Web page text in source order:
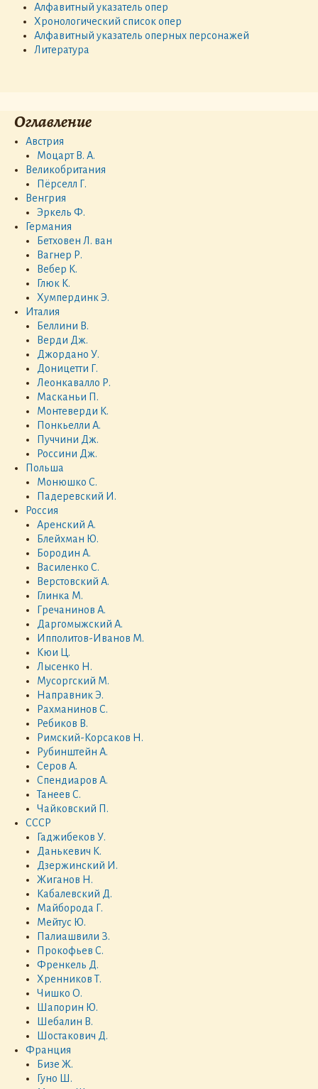
Алфавитный указатель опер
Хронологический список опер
Алфавитный указатель оперных персонажей
Литература
Оглавление
Австрия
Моцарт В. А.
Великобритания
Пёрселл Г.
Венгрия
Эркель Ф.
Германия
Бетховен Л. ван
Вагнер Р.
Вебер К.
Глюк К.
Хумпердинк Э.
Италия
Беллини В.
Верди Дж.
Джордано У.
Доницетти Г.
Леонкавалло Р.
Масканьи П.
Монтеверди К.
Понкьелли А.
Пуччини Дж.
Россини Дж.
Польша
Монюшко С.
Падеревский И.
Россия
Аренский А.
Блейхман Ю.
Бородин А.
Василенко С.
Верстовский А.
Глинка М.
Гречанинов А.
Даргомыжский А.
Ипполитов-Иванов М.
Кюи Ц.
Лысенко Н.
Мусоргский М.
Направник Э.
Рахманинов С.
Ребиков В.
Римский-Корсаков Н.
Рубинштейн А.
Серов А.
Спендиаров А.
Танеев С.
Чайковский П.
СССР
Гаджибеков У.
Данькевич К.
Дзержинский И.
Жиганов Н.
Кабалевский Д.
Майборода Г.
Мейтус Ю.
Палиашвили З.
Прокофьев С.
Френкель Д.
Хренников Т.
Чишко О.
Шапорин Ю.
Шебалин В.
Шостакович Д.
Франция
Бизе Ж.
Гуно Ш.